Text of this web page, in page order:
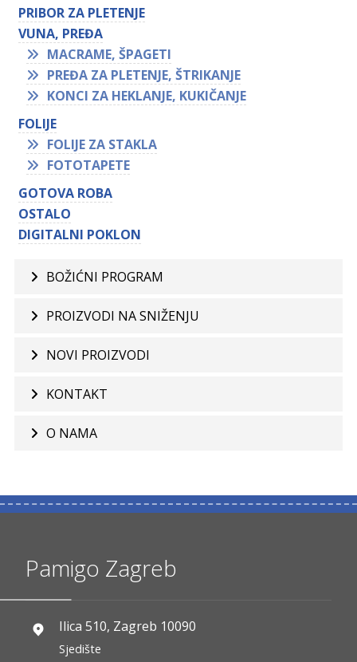
PRIBOR ZA PLETENJE
VUNA, PREĐA
MACRAME, ŠPAGETI
PREĐA ZA PLETENJE, ŠTRIKANJE
KONCI ZA HEKLANJE, KUKIČANJE
FOLIJE
FOLIJE ZA STAKLA
FOTOTAPETE
GOTOVA ROBA
OSTALO
DIGITALNI POKLON
BOŽIĆNI PROGRAM
PROIZVODI NA SNIŽENJU
NOVI PROIZVODI
KONTAKT
O NAMA
Pamigo Zagreb
Ilica 510, Zagreb 10090
Sjedište